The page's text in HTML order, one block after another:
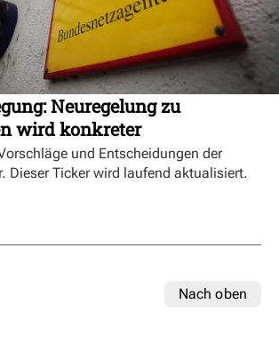
Neuregelung zu
wird konkreter
und Entscheidungen der
Dieser Ticker wird laufend aktualisiert.
Nach oben